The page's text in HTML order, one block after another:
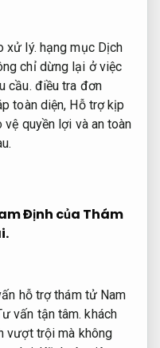
xử lý. hạng mục Dịch
chỉ dừng lại ở việc
cầu. điều tra đơn
toàn diện, Hỗ trợ kịp
quyền lợi và an toàn
Định của Thám
hỗ trợ thám tử Nam
vấn tận tâm. khách
vượt trội mà không